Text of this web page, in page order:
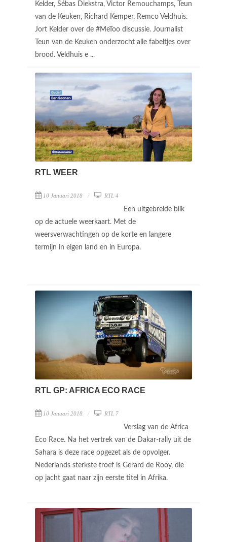
Kelder, Sébas Diekstra, Victor Remouchamps, Teun
van de Keuken, Richard Kemper, Remco Veldhuis.
Jort Kelder over de #MeToo discussie. Journalist
Teun van de Keuken onderzocht alle fabeltjes over
brood. Veldhuis e ...
RTL WEER
10 Januari 2018 RTL 4
Een uitgebreide blik
op de actuele weerkaart. Met de
weersverwachtingen op de korte en langere
termijn in eigen land en in Europa.
RTL GP: AFRICA ECO RACE
10 Januari 2018 RTL 7
Verslag van de Africa
Eco Race. Na het vertrek van de Dakar-rally uit de
Sahara is deze race opgezet als de opvolger.
Nederlands sterkste troef is Gerard de Rooy, die
op jacht gaat naar zijn eerste titel in Afrika.